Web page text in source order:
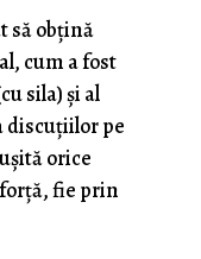
să obțină
cum a fost
sila) și al
pe
orice
fie prin